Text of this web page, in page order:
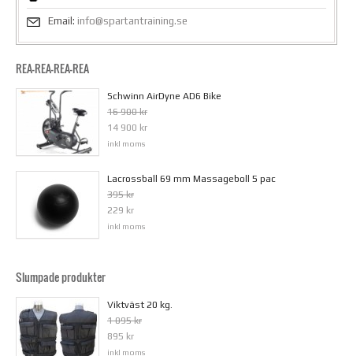
Email: info@spartantraining.se
REA-REA-REA-REA
Schwinn AirDyne AD6 Bike
16 900 kr
14 900 kr
inkl moms
Lacrossball 69 mm Massageboll 5 pac
395 kr
229 kr
inkl moms
Slumpade produkter
Viktväst 20 kg.
1 095 kr
895 kr
inkl moms